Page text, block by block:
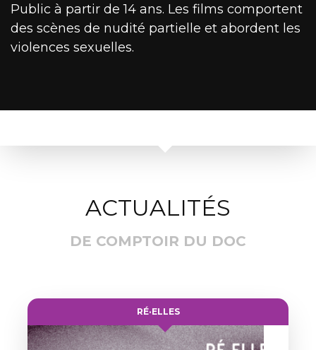
Public à partir de 14 ans. Les films comportent
des scènes de nudité partielle et abordent les
violences sexuelles.
ACTUALITÉS
DE COMPTOIR DU DOC
RÉ·ELLES